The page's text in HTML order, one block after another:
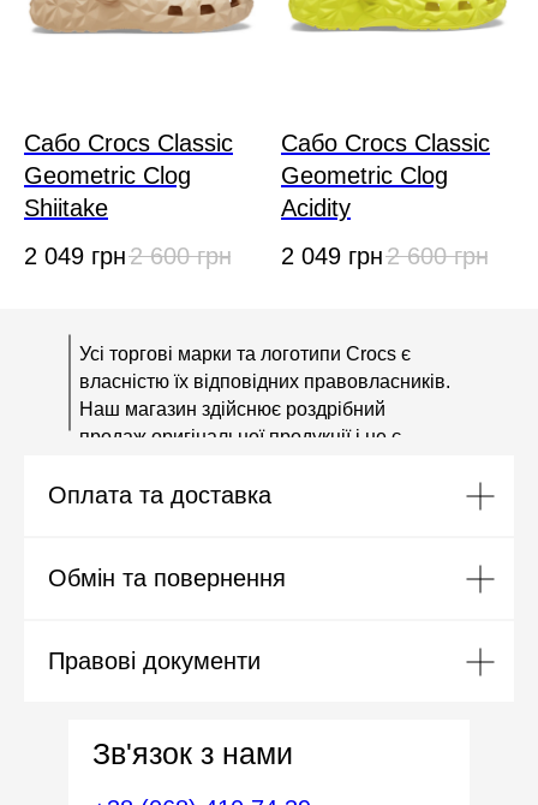
Сабо Crocs Classic
Geometric Clog
Shiitake
2 049 грн2 600 грн
Сабо Crocs Classic
Geometric Clog
Acidity
2 049 грн2 600 грн
Усі торгові марки та логотипи Crocs є
власністю їх відповідних правовласників.
Наш магазин здійснює роздрібний
продаж оригінальної продукції і не є
дистриб'ютором бренду Crocs.
Оплата та доставка
Обмін та повернення
Правові документи
Зв'язок з нами